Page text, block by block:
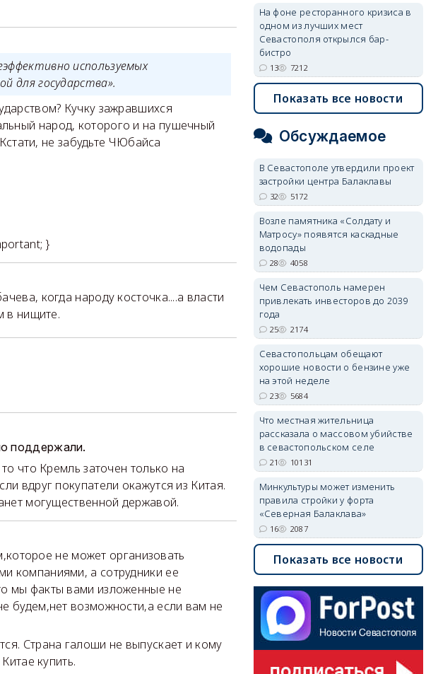
используемых
для государства».
Кучку зажравшихся
народ, которого и на пушечный
не забудьте ЧЮбайса
}
когда народу косточка....а власти
в нищите.
поддержали.
что Кремль заточен только на
вдруг покупатели окажутся из Китая.
могущественной державой.
не может организовать
компаниями, а сотрудники ее
мы факты вами изложенные не
будем,нет возможности,а если вам не
Страна галоши не выпускает и кому
купить.
На фоне ресторанного кризиса в
одном из лучших мест
Севастополя открылся бар-
бистро
13 7212
Показать все новости
Обсуждаемое
В Севастополе утвердили проект
застройки центра Балаклавы
32 5172
Возле памятника «Солдату и
Матросу» появятся каскадные
водопады
28 4058
Чем Севастополь намерен
привлекать инвесторов до 2039
года
25 2174
Севастопольцам обещают
хорошие новости о бензине уже
на этой неделе
23 5684
Что местная жительница
рассказала о массовом убийстве
в севастопольском селе
21 10131
Минкультуры может изменить
правила стройки у форта
«Северная Балаклава»
16 2087
Показать все новости